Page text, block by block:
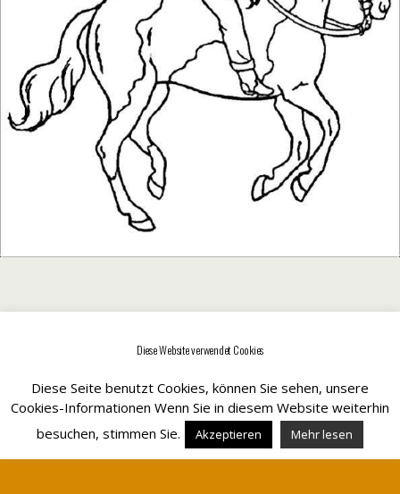
Mobil Desktop
Diese Website verwendet Cookies
Diese Seite benutzt Cookies, können Sie sehen, unsere
Cookies-Informationen Wenn Sie in diesem Website weiterhin
besuchen, stimmen Sie.
Akzeptieren Mehr lesen